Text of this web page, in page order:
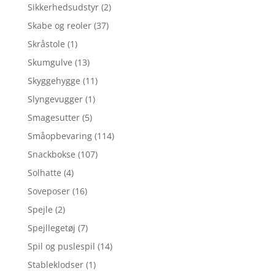
Sikkerhedsudstyr (2)
Skabe og reoler (37)
Skråstole (1)
Skumgulve (13)
Skyggehygge (11)
Slyngevugger (1)
Smagesutter (5)
Småopbevaring (114)
Snackbokse (107)
Solhatte (4)
Soveposer (16)
Spejle (2)
Spejllegetøj (7)
Spil og puslespil (14)
Stableklodser (1)